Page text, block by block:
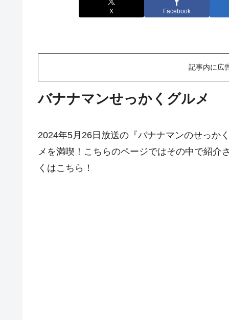
X Facebook
記事内に広
バナナマンせっかくグルメ
2024年5月26日放送の『バナナマンのせっか
メを満喫！こちらのページではその中で紹介
くはこちら！